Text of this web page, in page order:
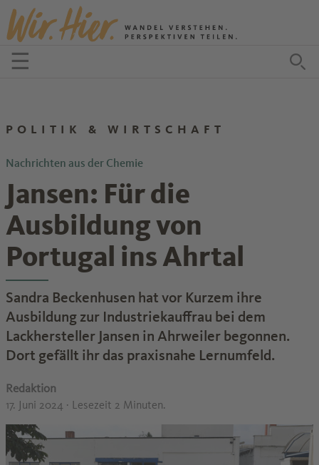
Zum Inhalt springen
☰Menü öffnen
POLITIK & WIRTSCHAFT
Nachrichten aus der Chemie
Jansen: Für die
Ausbildung von
Portugal ins Ahrtal
Sandra Beckenhusen hat vor Kurzem ihre
Ausbildung zur Industriekauffrau bei dem
Lackhersteller Jansen in Ahrweiler begonnen.
Dort gefällt ihr das praxisnahe Lernumfeld.
Redaktion
17. Juni 2024 · Lesezeit 2 Minuten.